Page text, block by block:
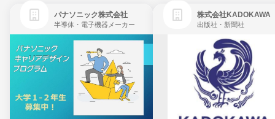
パナソニック株式会社
半導体・電子機器メーカー
株式会社KADOKAWA
出版社・新聞社